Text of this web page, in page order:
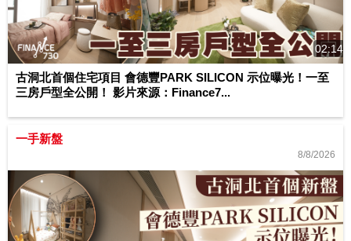
02:14
古洞北首個住宅項目 會德豐PARK SILICON 示位曝光！一至
三房戶型全公開！ 影片來源：Finance7...
一手新盤
8/8/2026